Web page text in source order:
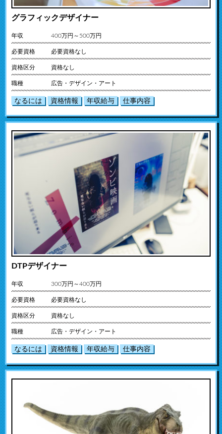
グラフィックデザイナー
年収 400万円～500万円
必要資格 必要資格なし
資格区分 資格なし
職種 広告・デザイン・アート
なるには 資格情報 年収給与 仕事内容
DTPデザイナー
年収 300万円～400万円
必要資格 必要資格なし
資格区分 資格なし
職種 広告・デザイン・アート
なるには 資格情報 年収給与 仕事内容